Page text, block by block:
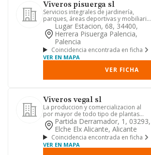
Viveros pisuerga sl
Servicios integrales de jardinería,
parques, áreas deportivas y mobiliario
urbano.Lugar Estacion, 68, 34400,
Herrera Pisuerga Palencia,
Palencia
Coincidencia encontrada en ficha
VER EN MAPA
VER FICHA
Viveros vegal sl
La produccion y comercializacion al
por mayor de todo tipo de plantas
vivas ornamentales
Partida Derramador, 1, 03293,
Elche Elx Alicante, Alicante
Coincidencia encontrada en ficha
VER EN MAPA